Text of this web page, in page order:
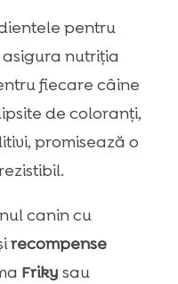
pentru
nutriția
fiecare câine
de coloranți,
promisează o
canin cu
recompense
Friky sau